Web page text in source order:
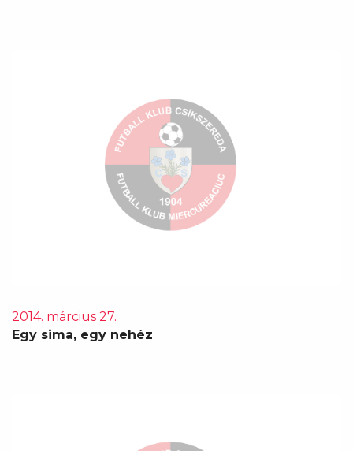
2014. március 27.
Egy sima, egy nehéz